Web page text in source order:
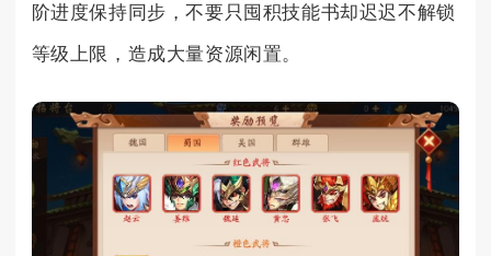
阶进度保持同步，不要只囤积技能书却迟迟不解锁
等级上限，造成大量资源闲置。